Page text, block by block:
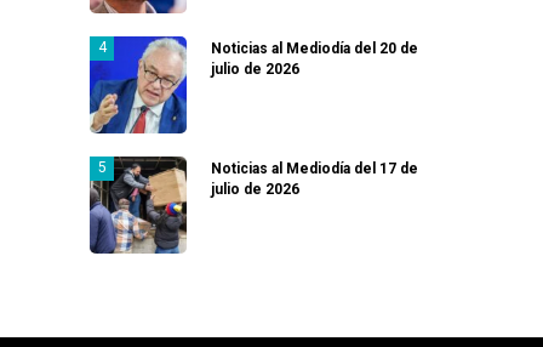
Noticias al Mediodía del 20 de
julio de 2026
Noticias al Mediodía del 17 de
julio de 2026